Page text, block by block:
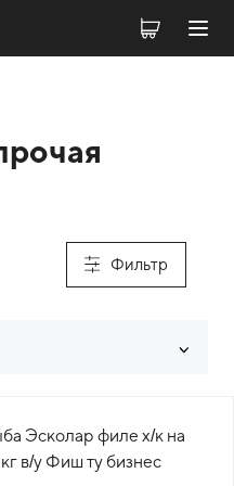
Фильтр
Эсколар филе х/к на
в/у Фиш ту бизнес